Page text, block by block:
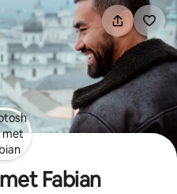
Fabian